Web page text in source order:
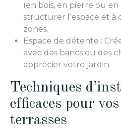
(en bois, en pierre ou
structurer l’espace et
zones.
Espace de détente :
avec des bancs ou des
apprécier votre jardin.
Techniques
efficaces pour
terrasses